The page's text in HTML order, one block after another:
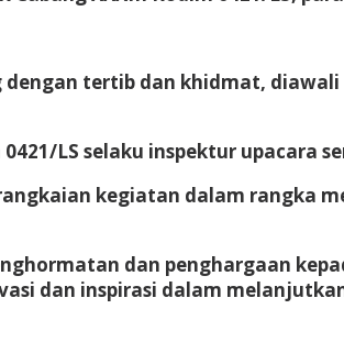
dengan tertib dan khidmat,
LS selaku inspektur upacara
kegiatan dalam rangka
dan penghargaan
dan inspirasi dalam